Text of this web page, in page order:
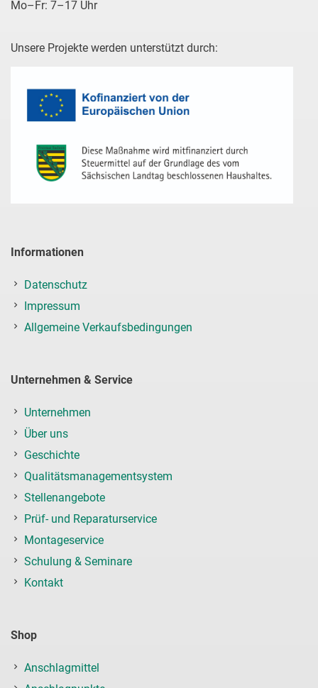
Mo–Fr: 7–17 Uhr
Unsere Projekte werden unterstützt durch:
Informationen
Datenschutz
Impressum
Allgemeine Verkaufsbedingungen
Unternehmen & Service
Unternehmen
Über uns
Geschichte
Qualitätsmanagementsystem
Stellenangebote
Prüf- und Reparaturservice
Montageservice
Schulung & Seminare
Kontakt
Shop
Anschlagmittel